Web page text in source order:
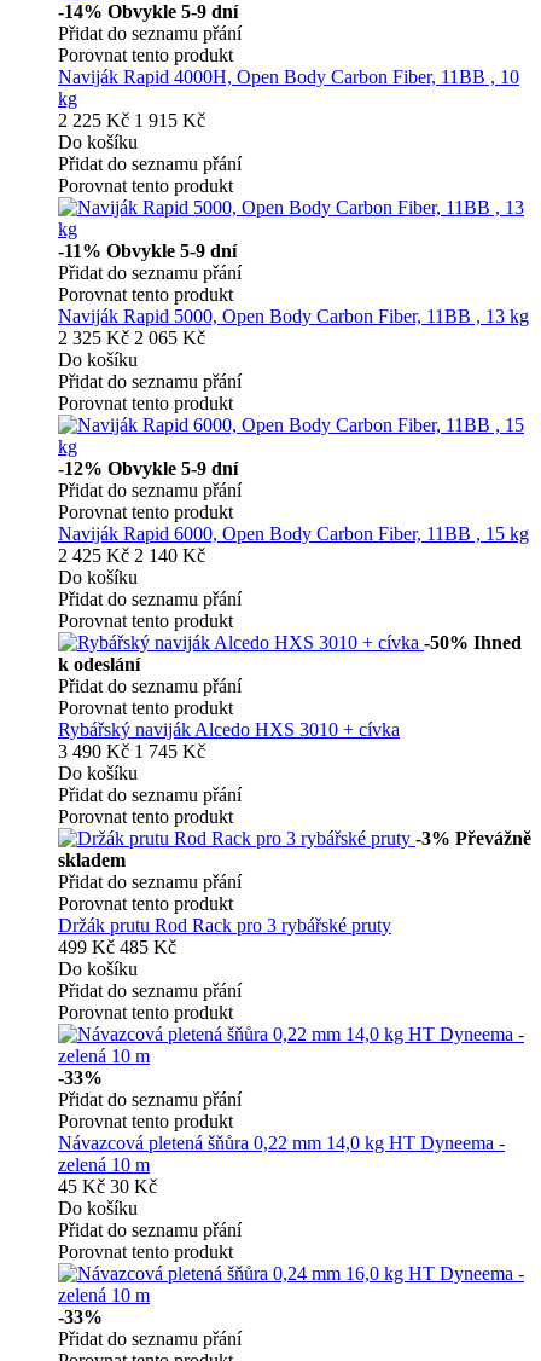
-14% Obvykle 5-9 dní
Přidat do seznamu přání
Porovnat tento produkt
Naviják Rapid 4000H, Open Body Carbon Fiber, 11BB , 10
kg
2 225 Kč 1 915 Kč
Do košíku
Přidat do seznamu přání
Porovnat tento produkt
-11% Obvykle 5-9 dní
Přidat do seznamu přání
Porovnat tento produkt
Naviják Rapid 5000, Open Body Carbon Fiber, 11BB , 13 kg
2 325 Kč 2 065 Kč
Do košíku
Přidat do seznamu přání
Porovnat tento produkt
-12% Obvykle 5-9 dní
Přidat do seznamu přání
Porovnat tento produkt
Naviják Rapid 6000, Open Body Carbon Fiber, 11BB , 15 kg
2 425 Kč 2 140 Kč
Do košíku
Přidat do seznamu přání
Porovnat tento produkt
-50% Ihned
k odeslání
Přidat do seznamu přání
Porovnat tento produkt
Rybářský naviják Alcedo HXS 3010 + cívka
3 490 Kč 1 745 Kč
Do košíku
Přidat do seznamu přání
Porovnat tento produkt
-3% Převážně
skladem
Přidat do seznamu přání
Porovnat tento produkt
Držák prutu Rod Rack pro 3 rybářské pruty
499 Kč 485 Kč
Do košíku
Přidat do seznamu přání
Porovnat tento produkt
-33%
Přidat do seznamu přání
Porovnat tento produkt
Návazcová pletená šňůra 0,22 mm 14,0 kg HT Dyneema -
zelená 10 m
45 Kč 30 Kč
Do košíku
Přidat do seznamu přání
Porovnat tento produkt
-33%
Přidat do seznamu přání